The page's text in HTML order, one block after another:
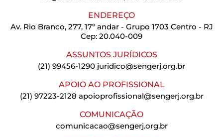
ENDEREÇO
Av. Rio Branco, 277, 17º andar - Grupo 1703 Centro - RJ
Cep: 20.040-009
ASSUNTOS JURÍDICOS
(21) 99456-1290 juridico@sengerj.org.br
APOIO AO PROFISSIONAL
(21) 97223-2128 apoioprofissional@sengerj.org.br
COMUNICAÇÃO
comunicacao@sengerj.org.br